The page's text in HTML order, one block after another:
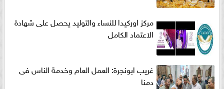
مركز اوركيدا للنساء والتوليد يحصل على شهادة
الاعتماد الكامل
غريب ابونجرة: العمل العام وخدمة الناس فى
دمنا